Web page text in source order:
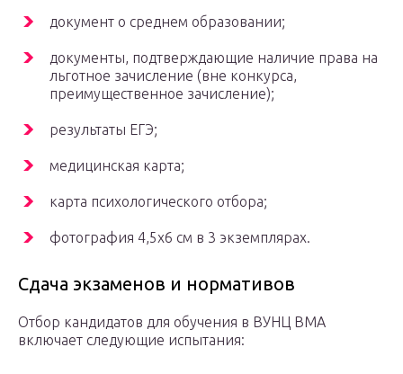
документ о среднем образовании;
документы, подтверждающие наличие права на
льготное зачисление (вне конкурса,
преимущественное зачисление);
результаты ЕГЭ;
медицинская карта;
карта психологического отбора;
фотография 4,5х6 см в 3 экземплярах.
Сдача экзаменов и нормативов
Отбор кандидатов для обучения в ВУНЦ ВМА
включает следующие испытания: